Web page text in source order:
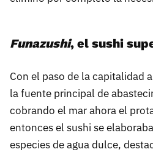
Funazushi, el sushi
Con el paso de la capitalidad
la fuente principal de
cobrando el mar ahora el
entonces el sushi se
especies de agua dulce,